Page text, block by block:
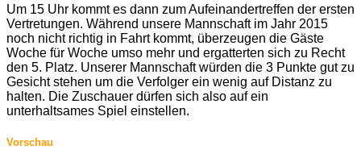
Um 15 Uhr kommt es dann zum Aufeinandertreffen der ersten
Vertretungen. Während unsere Mannschaft im Jahr 2015
noch nicht richtig in Fahrt kommt, überzeugen die Gäste
Woche für Woche umso mehr und ergatterten sich zu Recht
den 5. Platz. Unserer Mannschaft würden die 3 Punkte gut zu
Gesicht stehen um die Verfolger ein wenig auf Distanz zu
halten. Die Zuschauer dürfen sich also auf ein
unterhaltsames Spiel einstellen.
Vorschau